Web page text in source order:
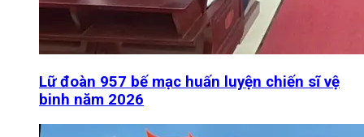
Lữ đoàn 957 bế mạc huấn luyện chiến sĩ vệ
binh năm 2026